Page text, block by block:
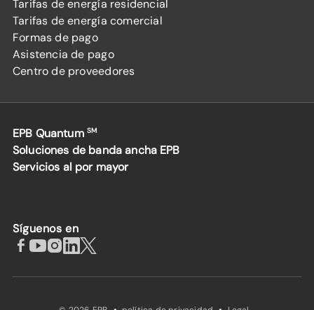
Tarifas de energía residencial
Tarifas de energía comercial
Formas de pago
Asistencia de pago
Centro de proveedores
EPB Quantum SM
Soluciones de banda ancha EPB
Servicios al por mayor
Síguenos en